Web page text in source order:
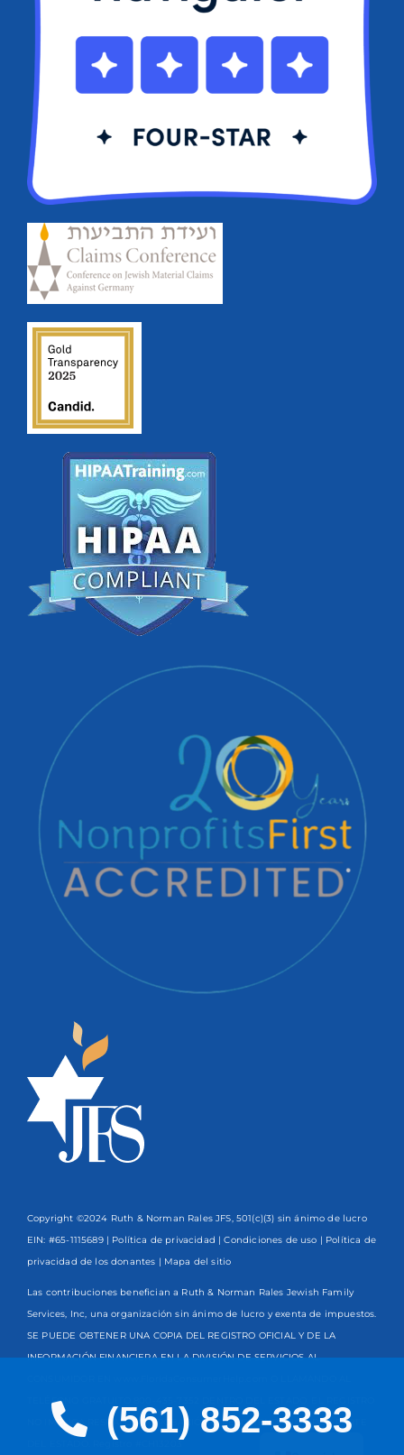
Copyright ©2024 Ruth & Norman Rales JFS, 501(c)(3) sin ánimo de lucro
EIN: #65-1115689 | Política de privacidad |Condiciones de uso | Política de
privacidad de los donantes | Mapa del sitio
Las contribuciones benefician a Ruth & Norman Rales Jewish Family
Services, Inc, una organización sin ánimo de lucro y exenta de impuestos.
SE PUEDE OBTENER UNA COPIA DEL REGISTRO OFICIAL Y DE LA
INFORMACIÓN FINANCIERA EN LA DIVISIÓN DE SERVICIOS AL
TELÉFONO GRATUITO
NO IMPLICA RESPALDO, APROBACIÓN O RECOMENDACIÓN POR PARTE
DEL ESTADO. Registro #CH13203
English
(561) 852-3333